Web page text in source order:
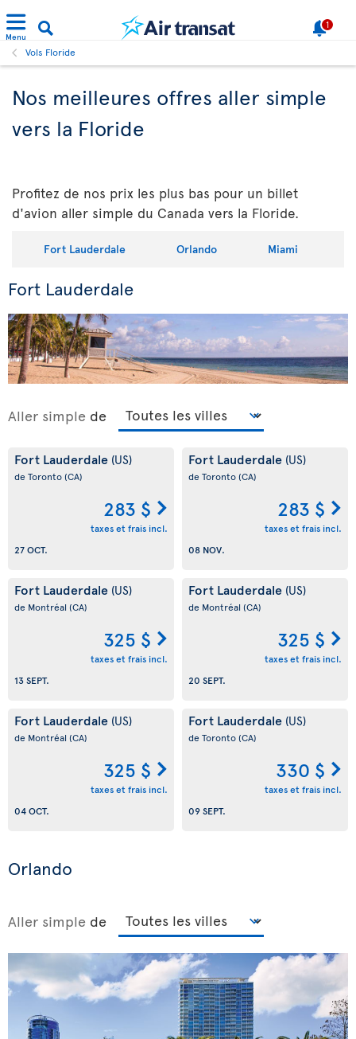
Menu
1
Vols Floride
Nos meilleures offres aller simple
vers la Floride
Profitez de nos prix les plus bas pour un billet
d'avion aller simple du Canada vers la Floride.
Fort Lauderdale Orlando Miami
Fort Lauderdale
Aller simple de
Fort Lauderdale (US)
de Toronto(CA)
283 $
taxes et frais incl.
27 OCT.
Fort Lauderdale (US)
de Toronto(CA)
283 $
taxes et frais incl.
08 NOV.
Fort Lauderdale (US)
de Montréal (CA)
325 $
taxes et frais incl.
13 SEPT.
Fort Lauderdale (US)
de Montréal (CA)
325 $
taxes et frais incl.
20 SEPT.
Fort Lauderdale (US)
de Montréal (CA)
325 $
taxes et frais incl.
04 OCT.
Fort Lauderdale (US)
de Toronto(CA)
330 $
taxes et frais incl.
09 SEPT.
Orlando
Aller simple de